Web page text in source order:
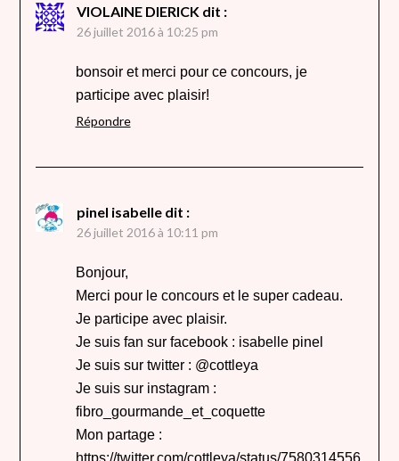
VIOLAINE DIERICK dit :
26 juillet 2016 à 10:25 pm
bonsoir et merci pour ce concours, je
participe avec plaisir!
Répondre
pinel isabelle dit :
26 juillet 2016 à 10:11 pm
Bonjour,
Merci pour le concours et le super cadeau.
Je participe avec plaisir.
Je suis fan sur facebook : isabelle pinel
Je suis sur twitter : @cottleya
Je suis sur instagram :
fibro_gourmande_et_coquette
Mon partage :